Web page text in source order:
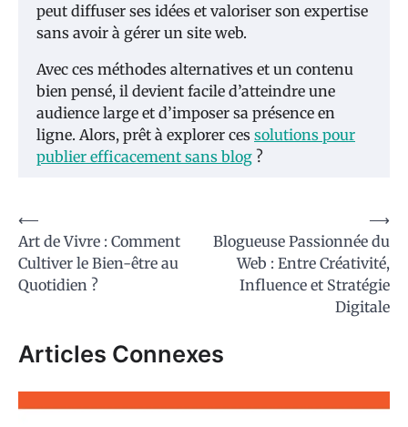
peut diffuser ses idées et valoriser son expertise
sans avoir à gérer un site web.
Avec ces méthodes alternatives et un contenu
bien pensé, il devient facile d’atteindre une
audience large et d’imposer sa présence en
ligne. Alors, prêt à explorer ces solutions pour
publier efficacement sans blog ?
Navigation
de
l’article
⟵
Art de Vivre : Comment
Cultiver le Bien-être au
Quotidien ?
Blogueuse Passionnée du
Web : Entre Créativité,
Influence et Stratégie
Digitale
⟶
Articles Connexes